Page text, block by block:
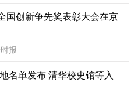
国创新争先奖表彰大会在京
报
名单发布 清华校史馆等入